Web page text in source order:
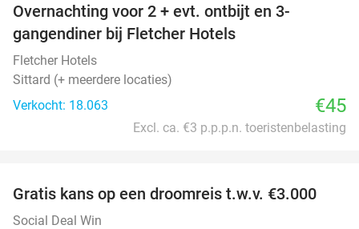
Overnachting voor 2 + evt. ontbijt en 3-
gangendiner bij Fletcher Hotels
Fletcher Hotels
Sittard (+ meerdere locaties)
Verkocht: 18.063
€45
Excl. ca. €3 p.p.p.n. toeristenbelasting
Gratis kans op een droomreis t.w.v. €3.000
Social Deal Win